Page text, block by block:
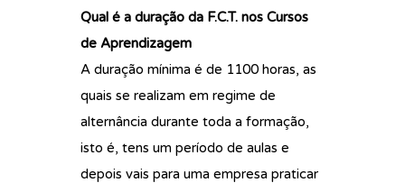
Qual é a duração da F.C.T. nos Cursos
de Aprendizagem
A duração mínima é de 1100 horas, as
quais se realizam em regime de
alternância durante toda a formação,
isto é, tens um período de aulas e
depois vais para uma empresa praticar